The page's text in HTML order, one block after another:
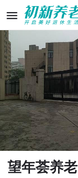
望年荟养